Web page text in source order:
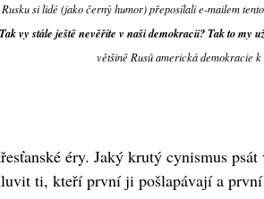
si lidé (jako černý humor) přeposílali e-mailem
vy stále ještě nevěříte v naši demokracii? Tak to my
většině Rusů americká demokracie k
éry. Jaký krutý cynismus
ti, kteří první ji pošlapávají a první